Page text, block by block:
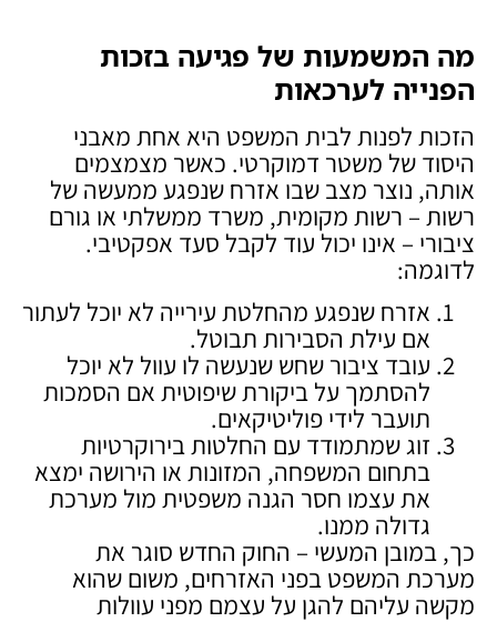
מה המשמעות של פגיעה בזכות
הפנייה לערכאות
הזכות לפנות לבית המשפט היא אחת מאבני
היסוד של משטר דמוקרטי. כאשר מצמצמים
אותה, נוצר מצב שבו אזרח שנפגע ממעשה של
רשות – רשות מקומית, משרד ממשלתי או גורם
ציבורי – אינו יכול עוד לקבל סעד אפקטיבי.
לדוגמה:
אזרח שנפגע מהחלטת עירייה לא יוכל לעתור
אם עילת הסבירות תבוטל.
עובד ציבור שחש שנעשה לו עוול לא יוכל
להסתמך על ביקורת שיפוטית אם הסמכות
תועבר לידי פוליטיקאים.
זוג שמתמודד עם החלטות בירוקרטיות
בתחום המשפחה, המזונות או הירושה ימצא
את עצמו חסר הגנה משפטית מול מערכת
גדולה ממנו.
כך, במובן המעשי – החוק החדש סוגר את
מערכת המשפט בפני האזרחים, משום שהוא
מקשה עליהם להגן על עצמם מפני עוולות